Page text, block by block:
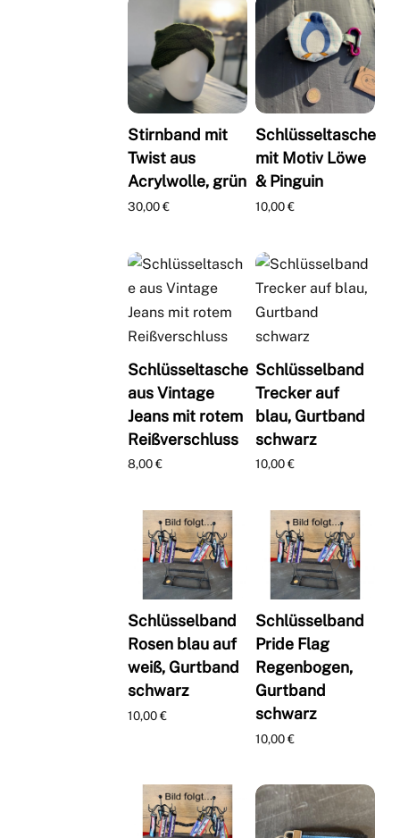
Stirnband mit
Twist aus
Acrylwolle, grün
30,00€
Schlüsseltasche
mit Motiv Löwe
& Pinguin
10,00€
Schlüsseltasche
aus Vintage
Jeans mit rotem
Reißverschluss
8,00€
Schlüsselband
Trecker auf
blau, Gurtband
schwarz
10,00€
Schlüsselband
Rosen blau auf
weiß, Gurtband
schwarz
10,00€
Schlüsselband
Pride Flag
Regenbogen,
Gurtband
schwarz
10,00€